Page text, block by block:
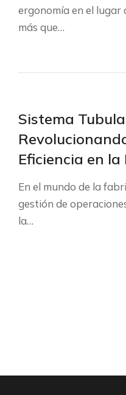
ergonomía en el lugar
más que…
Sistema
Eficiencia en
En el mundo de la
gestión de
la…